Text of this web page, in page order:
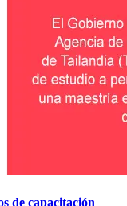
de capacitación